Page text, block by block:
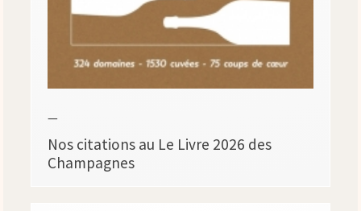
—
Nos citations au Le Livre 2026 des
Champagnes